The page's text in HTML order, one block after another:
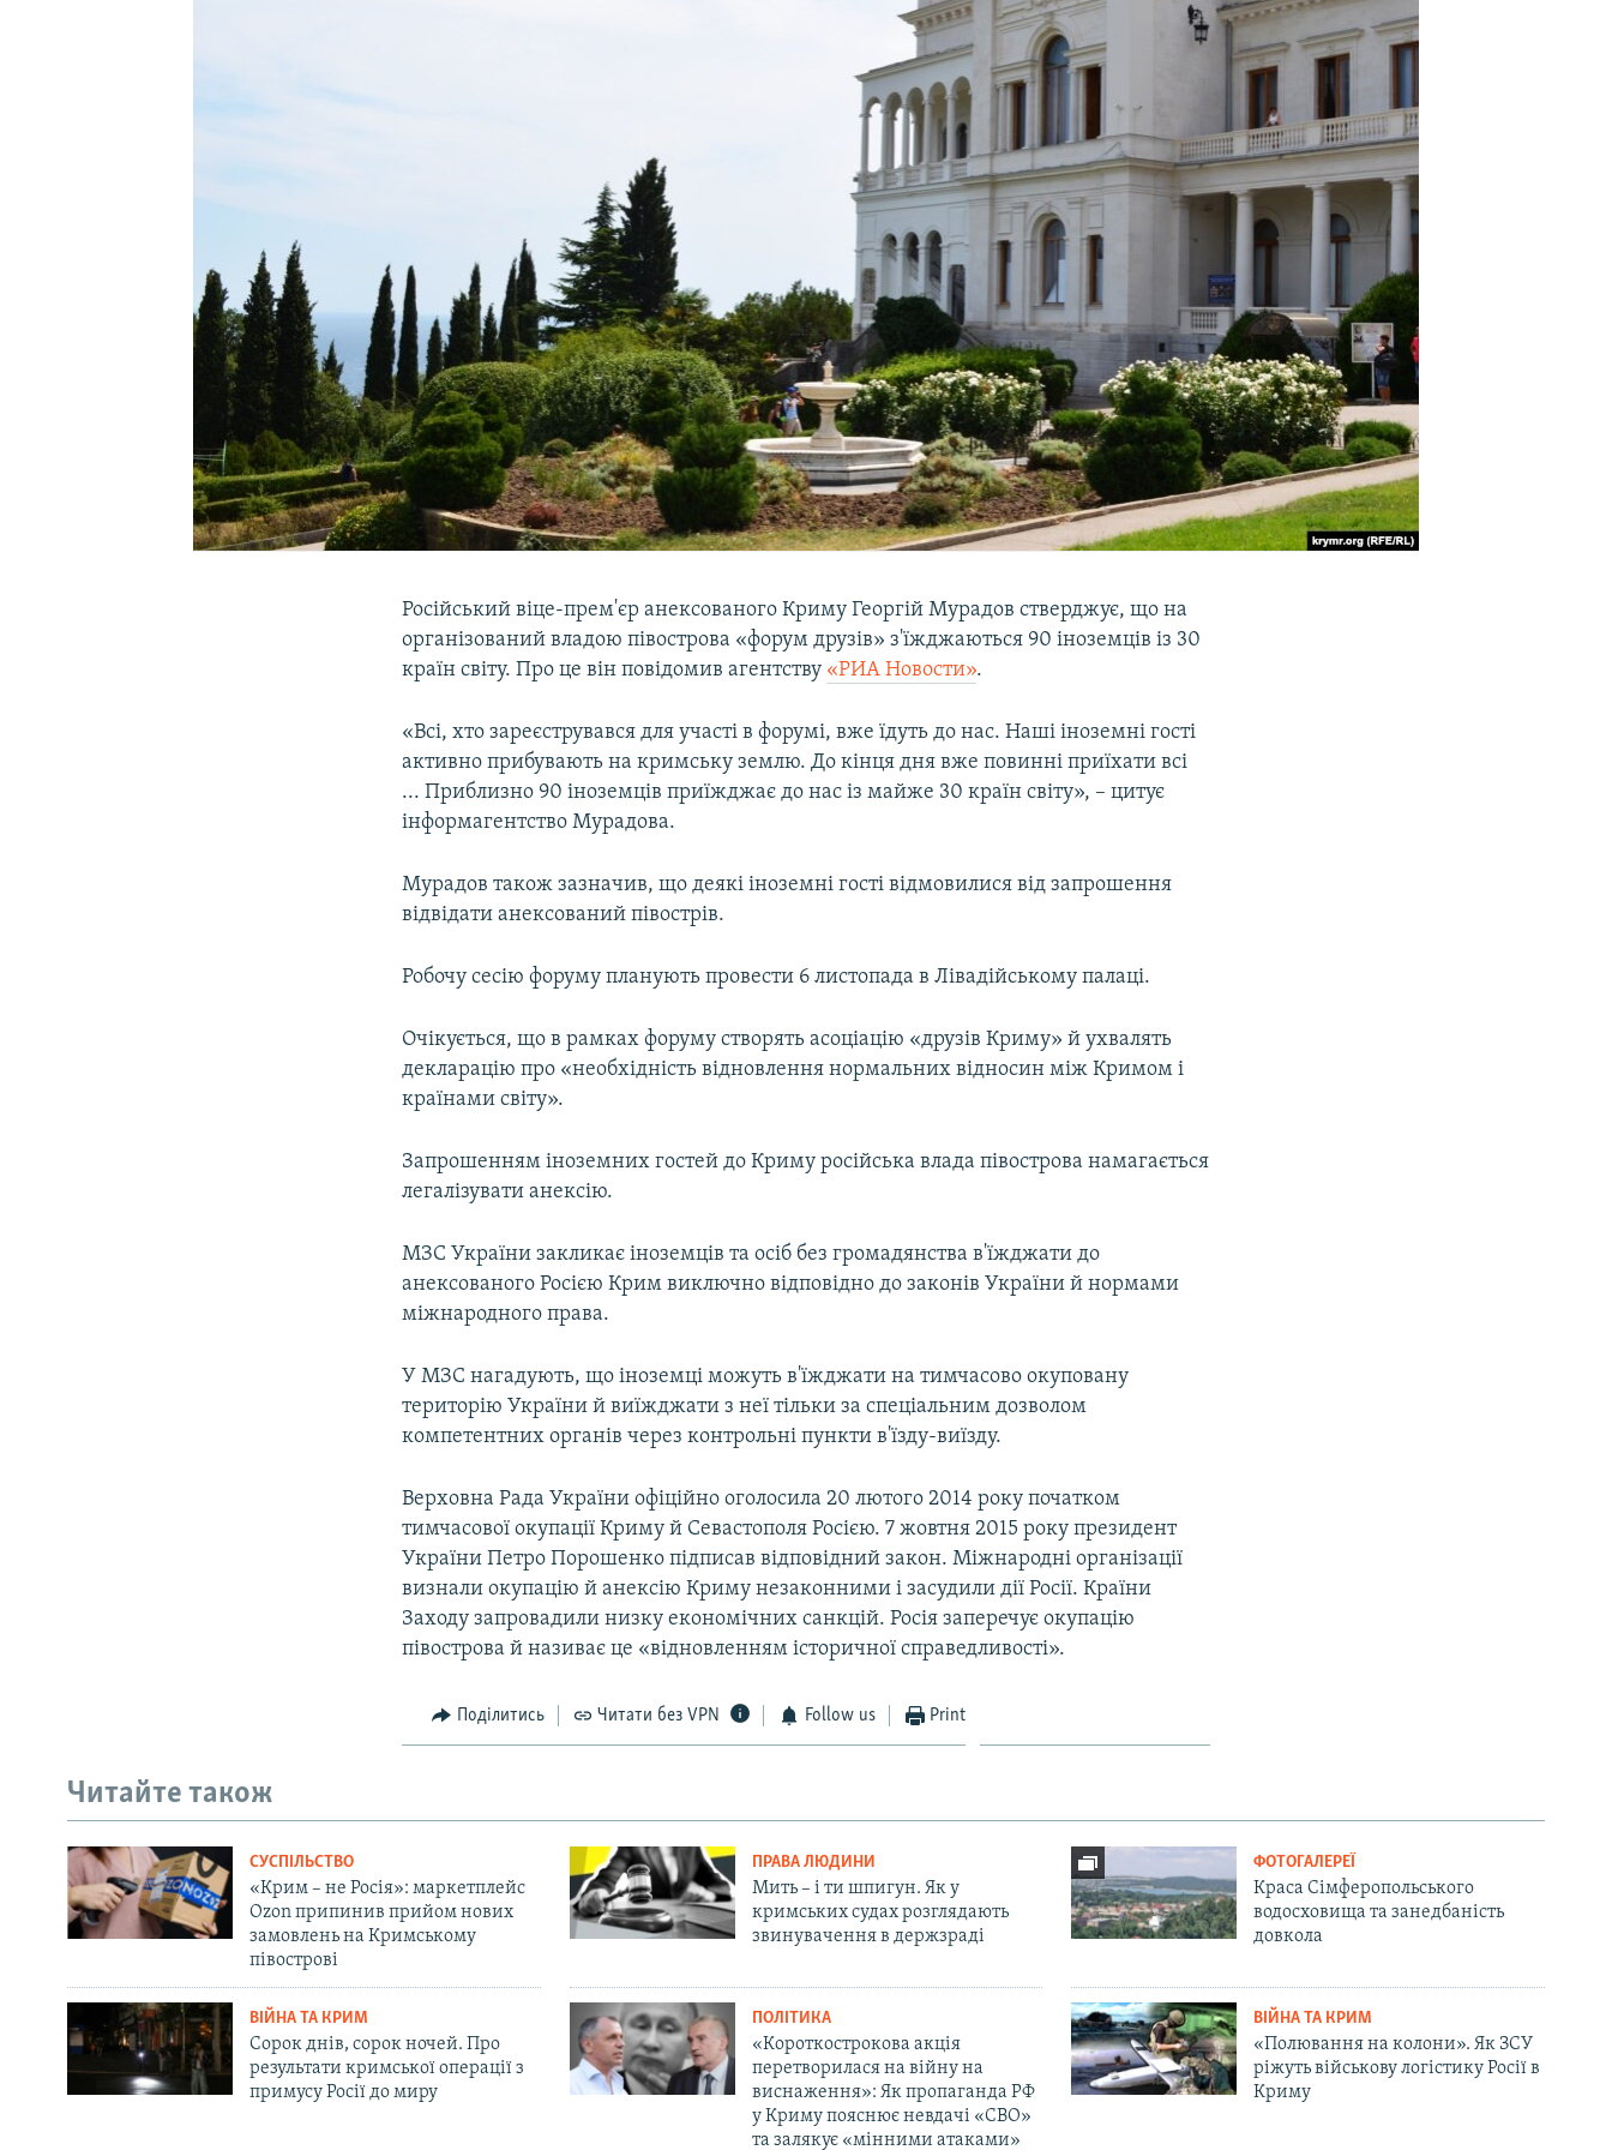
Російський віце-прем'єр анексованого Криму Георгій Мурадов стверджує, що на
організований владою півострова «форум друзів» з'їжджаються 90 іноземців із 30
країн світу. Про це він повідомив агентству «РИА Новости».
«Всі, хто зареєструвався для участі в форумі, вже їдуть до нас. Наші іноземні гості
активно прибувають на кримську землю. До кінця дня вже повинні приїхати всі
... Приблизно 90 іноземців приїжджає до нас із майже 30 країн світу», – цитує
інформагентство Мурадова.
Мурадов також зазначив, що деякі іноземні гості відмовилися від запрошення
відвідати анексований півострів.
Робочу сесію форуму планують провести 6 листопада в Лівадійському палаці.
Очікується, що в рамках форуму створять асоціацію «друзів Криму» й ухвалять
декларацію про «необхідність відновлення нормальних відносин між Кримом і
країнами світу».
Запрошенням іноземних гостей до Криму російська влада півострова намагається
легалізувати анексію.
МЗС України закликає іноземців та осіб без громадянства в'їжджати до
анексованого Росією Крим виключно відповідно до законів України й нормами
міжнародного права.
У МЗС нагадують, що іноземці можуть в'їжджати на тимчасово окуповану
територію України й виїжджати з неї тільки за спеціальним дозволом
компетентних органів через контрольні пункти в'їзду-виїзду.
Верховна Рада України офіційно оголосила 20 лютого 2014 року початком
тимчасової окупації Криму й Севастополя Росією. 7 жовтня 2015 року президент
України Петро Порошенко підписав відповідний закон. Міжнародні організації
визнали окупацію й анексію Криму незаконними і засудили дії Росії. Країни
Заходу запровадили низку економічних санкцій. Росія заперечує окупацію
півострова й називає це «відновленням історичної справедливості».
Поділитись Читати без VPN Follow us Print
Читайте також
СУСПІЛЬСТВО
«Крим – не Росія»: маркетплейс
Ozon припинив прийом нових
замовлень на Кримському
півострові
ПРАВА ЛЮДИНИ
Мить – і ти шпигун. Як у
кримських судах розглядають
звинувачення в держзраді
ФОТОГАЛЕРЕЇ
Краса Сімферопольського
водосховища та занедбаність
довкола
ВІЙНА ТА КРИМ
Сорок днів, сорок ночей. Про
результати кримської операції з
примусу Росії до миру
ПОЛІТИКА
«Короткострокова акція
перетворилася на війну на
виснаження»: Як пропаганда РФ
у Криму пояснює невдачі «СВО»
та залякує «мінними атаками»
ВІЙНА ТА КРИМ
«Полювання на колони». Як ЗСУ
ріжуть військову логістику Росії в
Криму